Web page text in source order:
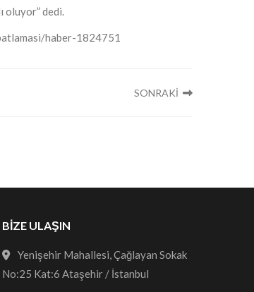
oluyor” dedi.
haber-1824751
SONRAKİ
BİZE ULAŞIN
Yenişehir Mahallesi, Çağlayan Sokak
No:25 Kat:6 Ataşehir / İstanbul